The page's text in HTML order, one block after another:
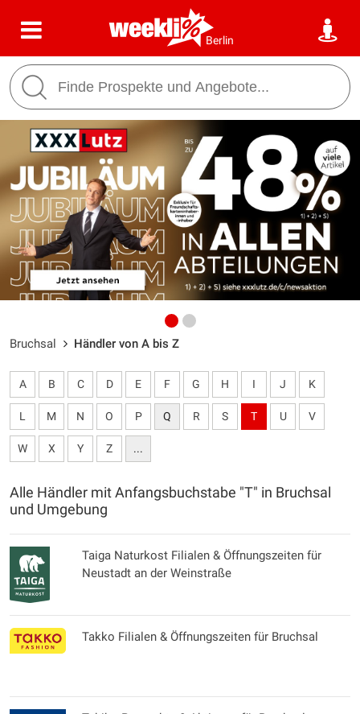
Berlin
Bruchsal Händler von A bis Z
A B C D E F G H I J K
L M N O P Q R S T U V
W X Y Z ...
Alle Händler mit Anfangsbuchstabe "T" in Bruchsal
und Umgebung
Taiga Naturkost Filialen & Öffnungszeiten für
Neustadt an der Weinstraße
Takko Filialen & Öffnungszeiten für Bruchsal